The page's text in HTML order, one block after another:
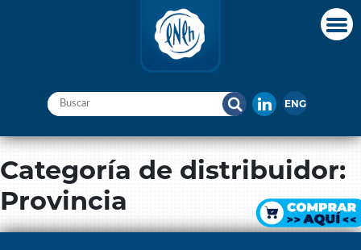
ENG
Categoría de distribuidor:
Provincia